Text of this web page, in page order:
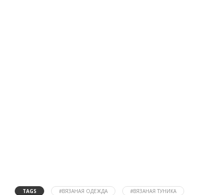
TAGS #ВЯЗАНАЯ ОДЕЖДА
#ВЯЗАНАЯ ТУНИКА